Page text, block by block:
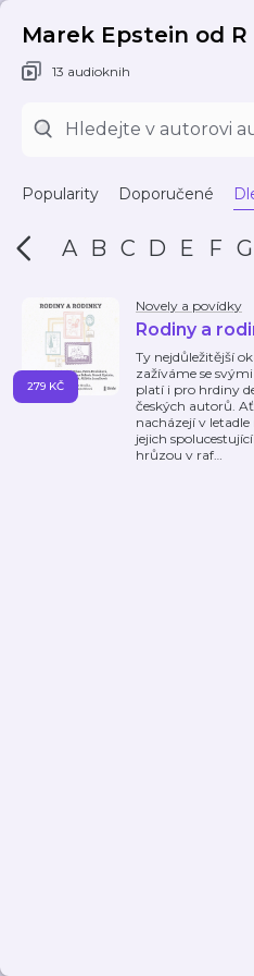
Marek Epstein od R
13 audioknih
Popularity Doporučené
A B C D E F G
Novely a povídky
Rodiny a
Ty nejdůležitější
zažíváme se
platí i pro hrdiny
českých autorů. Ať
nacházejí v
jejich
hrůzou v raf…
279 KČ